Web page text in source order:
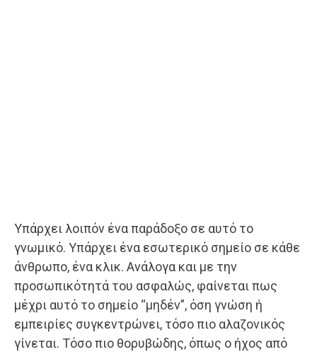
Υπάρχει λοιπόν ένα παράδοξο σε αυτό το
γνωμικό. Υπάρχει ένα εσωτερικό σημείο σε κάθε
άνθρωπο, ένα κλικ. Ανάλογα και με την
προσωπικότητά του ασφαλώς, φαίνεται πως
μέχρι αυτό το σημείο “μηδέν”, όση γνώση ή
εμπειρίες συγκεντρώνει, τόσο πιο αλαζονικός
γίνεται. Τόσο πιο θορυβώδης, όπως ο ήχος από